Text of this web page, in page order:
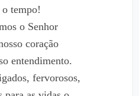
o tempo!
o Senhor
coração
entendimento.
fervorosos,